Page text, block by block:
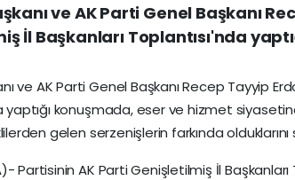
ve AK Parti Genel Başkanı
İl Başkanları Toplantısı'nda
ve AK Parti Genel Başkanı Recep Tayyip
yaptığı konuşmada, eser ve hizmet
gelen serzenişlerin farkında olduklarını
Partisinin AK Parti Genişletilmiş İl